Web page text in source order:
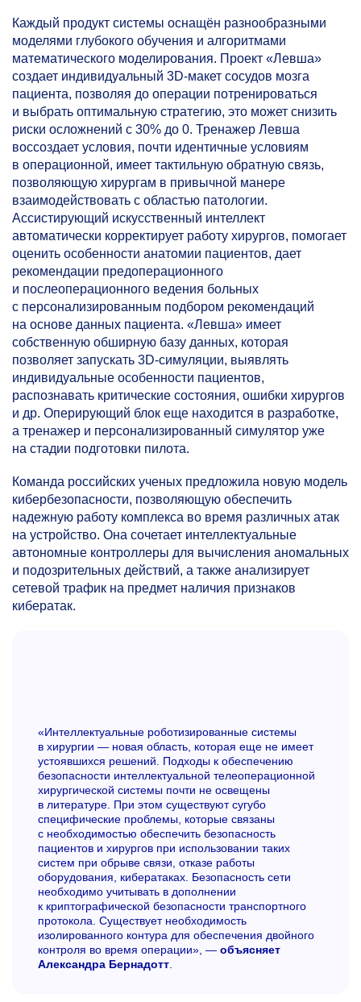
Каждый продукт системы оснащён разнообразными
моделями глубокого обучения и алгоритмами
математического моделирования. Проект «Левша»
создает индивидуальный 3D-макет сосудов мозга
пациента, позволяя до операции потренироваться
и выбрать оптимальную стратегию, это может снизить
риски осложнений с 30% до 0. Тренажер Левша
воссоздает условия, почти идентичные условиям
в операционной, имеет тактильную обратную связь,
позволяющую хирургам в привычной манере
взаимодействовать с областью патологии.
Ассистирующий искусственный интеллект
автоматически корректирует работу хирургов, помогает
оценить особенности анатомии пациентов, дает
рекомендации предоперационного
и послеоперационного ведения больных
с персонализированным подбором рекомендаций
на основе данных пациента. «Левша» имеет
собственную обширную базу данных, которая
позволяет запускать 3D-симуляции, выявлять
индивидуальные особенности пациентов,
распознавать критические состояния, ошибки хирургов
и др. Оперирующий блок еще находится в разработке,
а тренажер и персонализированный симулятор уже
на стадии подготовки пилота.
Команда российских ученых предложила новую модель
кибербезопасности, позволяющую обеспечить
надежную работу комплекса во время различных атак
на устройство. Она сочетает интеллектуальные
автономные контроллеры для вычисления аномальных
и подозрительных действий, а также анализирует
сетевой трафик на предмет наличия признаков
кибератак.
«Интеллектуальные роботизированные системы
в хирургии — новая область, которая еще не имеет
устоявшихся решений. Подходы к обеспечению
безопасности интеллектуальной телеоперационной
хирургической системы почти не освещены
в литературе. При этом существуют сугубо
специфические проблемы, которые связаны
с необходимостью обеспечить безопасность
пациентов и хирургов при использовании таких
систем при обрыве связи, отказе работы
оборудования, кибератаках. Безопасность сети
необходимо учитывать в дополнении
к криптографической безопасности транспортного
протокола. Существует необходимость
изолированного контура для обеспечения двойного
контроля во время операции», — объясняет
Александра Бернадотт